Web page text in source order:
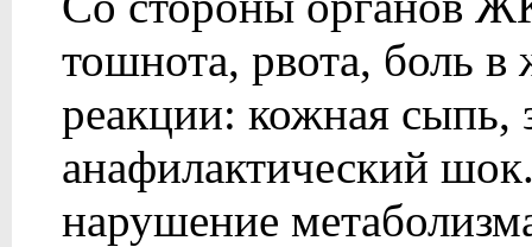
тошнота, рвота, боль в
реакции: кожная сыпь,
анафилактический
нарушение